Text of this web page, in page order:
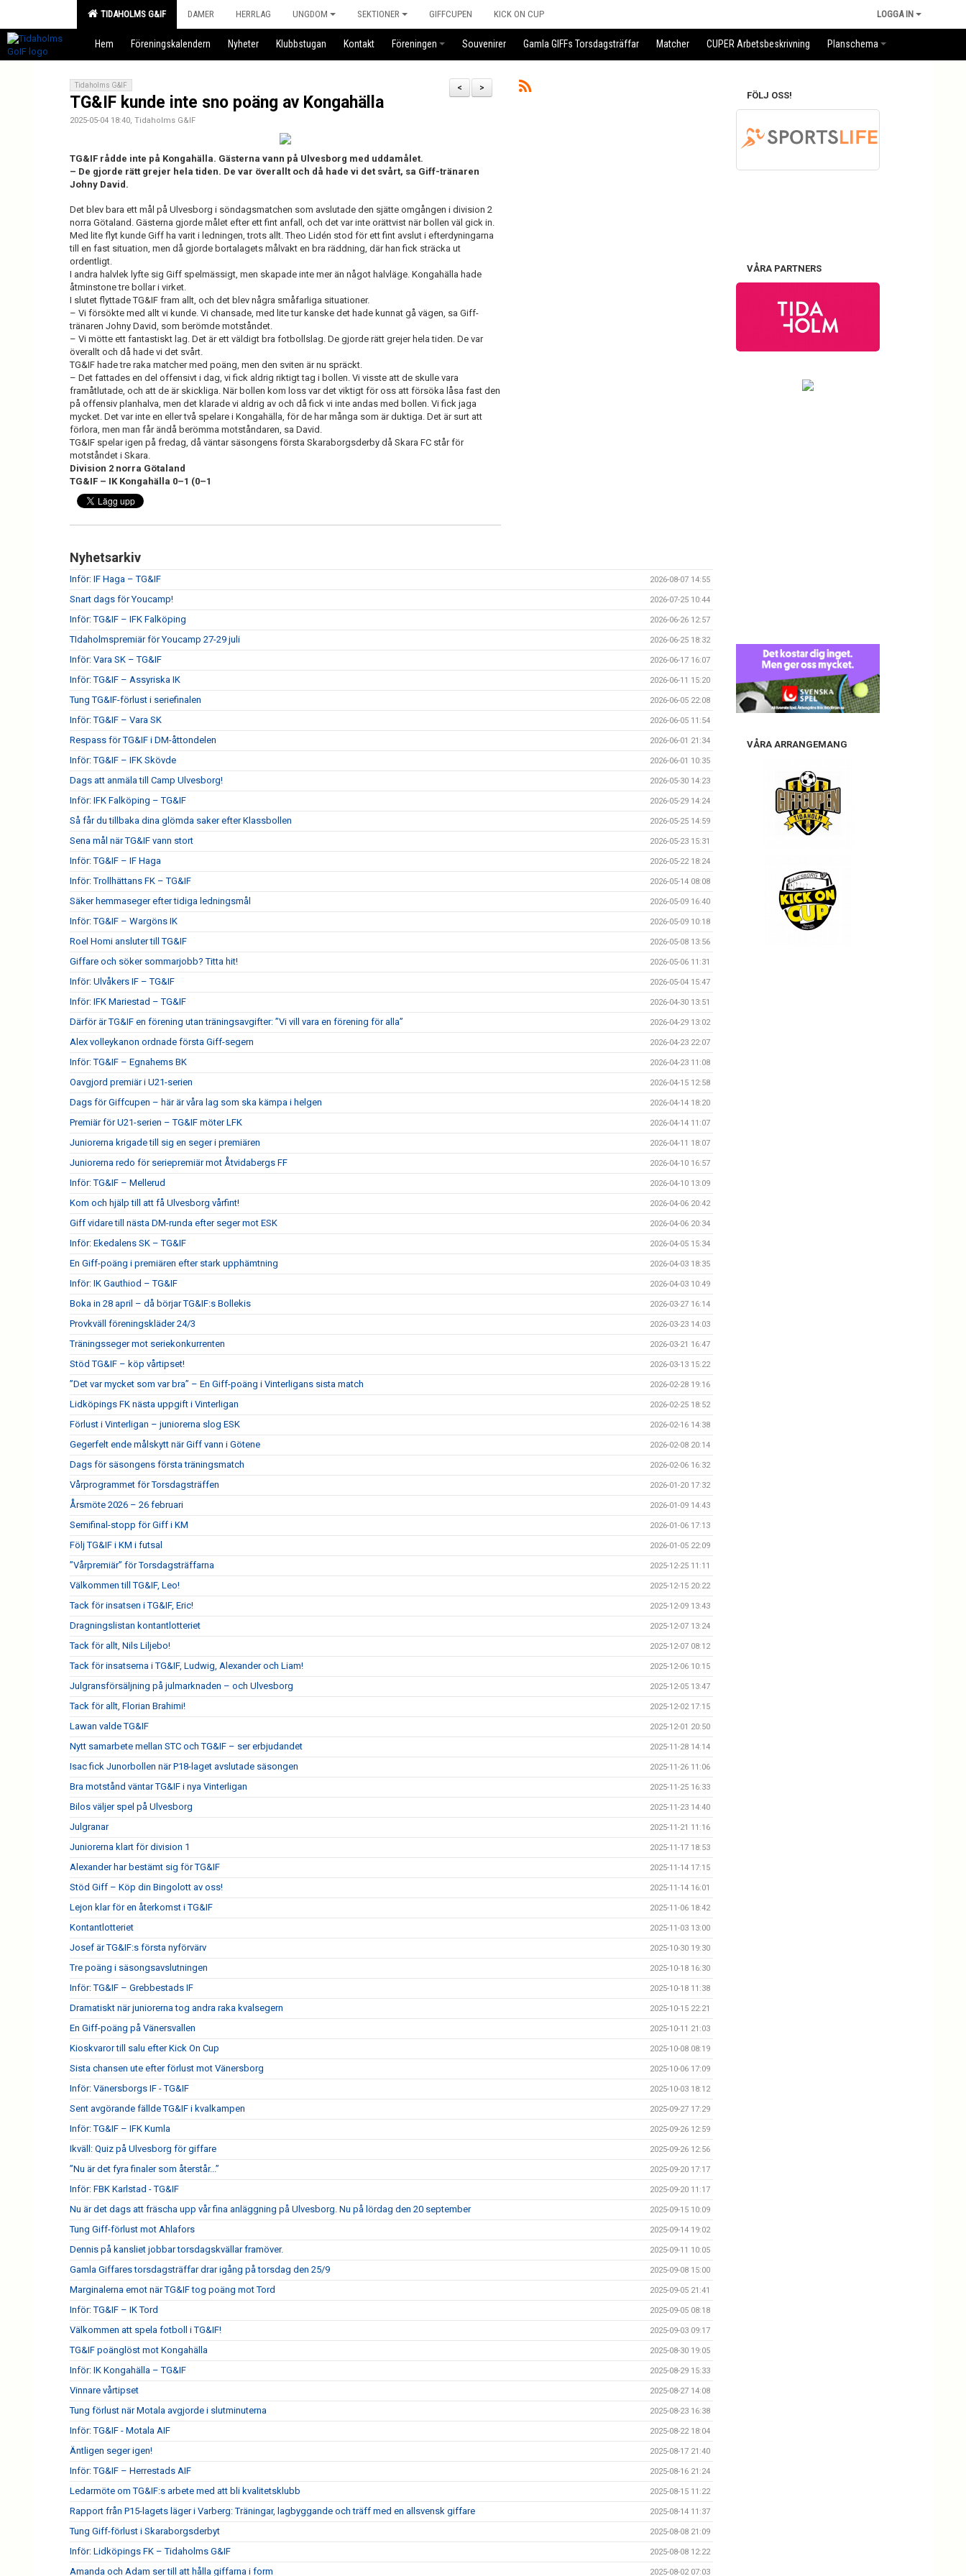
TIDAHOLMS G&IF DAMER HERRLAG UNGDOM SEKTIONER GIFFCUPEN KICK ON CUP LOGGA IN
Hem Föreningskalendern Nyheter Klubbstugan Kontakt Föreningen Souvenirer Gamla GIFFs Torsdagsträffar Matcher CUPER Arbetsbeskrivning Planschema
>
<
Tidaholms G&IF
TG&IF kunde inte sno poäng av Kongahälla
2025-05-04 18:40, Tidaholms G&IF
TG&IF rådde inte på Kongahälla. Gästerna vann på Ulvesborg med uddamålet.
– De gjorde rätt grejer hela tiden. De var överallt och då hade vi det svårt, sa Giff-tränaren
Johny David.
Det blev bara ett mål på Ulvesborg i söndagsmatchen som avslutade den sjätte omgången i division 2
norra Götaland. Gästerna gjorde målet efter ett fint anfall, och det var inte orättvist när bollen väl gick in.
Med lite flyt kunde Giff ha varit i ledningen, trots allt. Theo Lidén stod för ett fint avslut i efterdyningarna
till en fast situation, men då gjorde bortalagets målvakt en bra räddning, där han fick sträcka ut
ordentligt.
I andra halvlek lyfte sig Giff spelmässigt, men skapade inte mer än något halvläge. Kongahälla hade
åtminstone tre bollar i virket.
I slutet flyttade TG&IF fram allt, och det blev några småfarliga situationer.
– Vi försökte med allt vi kunde. Vi chansade, med lite tur kanske det hade kunnat gå vägen, sa Giff-
tränaren Johny David, som berömde motståndet.
– Vi mötte ett fantastiskt lag. Det är ett väldigt bra fotbollslag. De gjorde rätt grejer hela tiden. De var
överallt och då hade vi det svårt.
TG&IF hade tre raka matcher med poäng, men den sviten är nu spräckt.
– Det fattades en del offensivt i dag, vi fick aldrig riktigt tag i bollen. Vi visste att de skulle vara
framåtlutade, och att de är skickliga. När bollen kom loss var det viktigt för oss att försöka låsa fast den
på offensiv planhalva, men det klarade vi aldrig av och då fick vi inte andas med bollen. Vi fick jaga
mycket. Det var inte en eller två spelare i Kongahälla, för de har många som är duktiga. Det är surt att
förlora, men man får ändå berömma motståndaren, sa David.
TG&IF spelar igen på fredag, då väntar säsongens första Skaraborgsderby då Skara FC står för
motståndet i Skara.
Division 2 norra Götaland
TG&IF – IK Kongahälla 0–1 (0–1
Nyhetsarkiv
Inför: IF Haga – TG&IF 2026-08-07 14:55
Snart dags för Youcamp! 2026-07-25 10:44
Inför: TG&IF – IFK Falköping 2026-06-26 12:57
TIdaholmspremiär för Youcamp 27-29 juli 2026-06-25 18:32
Inför: Vara SK – TG&IF 2026-06-17 16:07
Inför: TG&IF – Assyriska IK 2026-06-11 15:20
Tung TG&IF-förlust i seriefinalen 2026-06-05 22:08
Inför: TG&IF – Vara SK 2026-06-05 11:54
Respass för TG&IF i DM-åttondelen 2026-06-01 21:34
Inför: TG&IF – IFK Skövde 2026-06-01 10:35
Dags att anmäla till Camp Ulvesborg! 2026-05-30 14:23
Inför: IFK Falköping – TG&IF 2026-05-29 14:24
Så får du tillbaka dina glömda saker efter Klassbollen 2026-05-25 14:59
Sena mål när TG&IF vann stort 2026-05-23 15:31
Inför: TG&IF – IF Haga 2026-05-22 18:24
Inför: Trollhättans FK – TG&IF 2026-05-14 08:08
Säker hemmaseger efter tidiga ledningsmål 2026-05-09 16:40
Inför: TG&IF – Wargöns IK 2026-05-09 10:18
Roel Homi ansluter till TG&IF 2026-05-08 13:56
Giffare och söker sommarjobb? Titta hit! 2026-05-06 11:31
Inför: Ulvåkers IF – TG&IF 2026-05-04 15:47
Inför: IFK Mariestad – TG&IF 2026-04-30 13:51
Därför är TG&IF en förening utan träningsavgifter: ”Vi vill vara en förening för alla” 2026-04-29 13:02
Alex volleykanon ordnade första Giff-segern 2026-04-23 22:07
Inför: TG&IF – Egnahems BK 2026-04-23 11:08
Oavgjord premiär i U21-serien 2026-04-15 12:58
Dags för Giffcupen – här är våra lag som ska kämpa i helgen 2026-04-14 18:20
Premiär för U21-serien – TG&IF möter LFK 2026-04-14 11:07
Juniorerna krigade till sig en seger i premiären 2026-04-11 18:07
Juniorerna redo för seriepremiär mot Åtvidabergs FF 2026-04-10 16:57
Inför: TG&IF – Mellerud 2026-04-10 13:09
Kom och hjälp till att få Ulvesborg vårfint! 2026-04-06 20:42
Giff vidare till nästa DM-runda efter seger mot ESK 2026-04-06 20:34
Inför: Ekedalens SK – TG&IF 2026-04-05 15:34
En Giff-poäng i premiären efter stark upphämtning 2026-04-03 18:35
Inför: IK Gauthiod – TG&IF 2026-04-03 10:49
Boka in 28 april – då börjar TG&IF:s Bollekis 2026-03-27 16:14
Provkväll föreningskläder 24/3 2026-03-23 14:03
Träningsseger mot seriekonkurrenten 2026-03-21 16:47
Stöd TG&IF – köp vårtipset! 2026-03-13 15:22
”Det var mycket som var bra” – En Giff-poäng i Vinterligans sista match 2026-02-28 19:16
Lidköpings FK nästa uppgift i Vinterligan 2026-02-25 18:52
Förlust i Vinterligan – juniorerna slog ESK 2026-02-16 14:38
Gegerfelt ende målskytt när Giff vann i Götene 2026-02-08 20:14
Dags för säsongens första träningsmatch 2026-02-06 16:32
Vårprogrammet för Torsdagsträffen 2026-01-20 17:32
Årsmöte 2026 – 26 februari 2026-01-09 14:43
Semifinal-stopp för Giff i KM 2026-01-06 17:13
Följ TG&IF i KM i futsal 2026-01-05 22:09
”Vårpremiär” för Torsdagsträffarna 2025-12-25 11:11
Välkommen till TG&IF, Leo! 2025-12-15 20:22
Tack för insatsen i TG&IF, Eric! 2025-12-09 13:43
Dragningslistan kontantlotteriet 2025-12-07 13:24
Tack för allt, Nils Liljebo! 2025-12-07 08:12
Tack för insatserna i TG&IF, Ludwig, Alexander och Liam! 2025-12-06 10:15
Julgransförsäljning på julmarknaden – och Ulvesborg 2025-12-05 13:47
Tack för allt, Florian Brahimi! 2025-12-02 17:15
Lawan valde TG&IF 2025-12-01 20:50
Nytt samarbete mellan STC och TG&IF – ser erbjudandet 2025-11-28 14:14
Isac fick Junorbollen när P18-laget avslutade säsongen 2025-11-26 11:06
Bra motstånd väntar TG&IF i nya Vinterligan 2025-11-25 16:33
Bilos väljer spel på Ulvesborg 2025-11-23 14:40
Julgranar 2025-11-21 11:16
Juniorerna klart för division 1 2025-11-17 18:53
Alexander har bestämt sig för TG&IF 2025-11-14 17:15
Stöd Giff – Köp din Bingolott av oss! 2025-11-14 16:01
Lejon klar för en återkomst i TG&IF 2025-11-06 18:42
Kontantlotteriet 2025-11-03 13:00
Josef är TG&IF:s första nyförvärv 2025-10-30 19:30
Tre poäng i säsongsavslutningen 2025-10-18 16:30
Inför: TG&IF – Grebbestads IF 2025-10-18 11:38
Dramatiskt när juniorerna tog andra raka kvalsegern 2025-10-15 22:21
En Giff-poäng på Vänersvallen 2025-10-11 21:03
Kioskvaror till salu efter Kick On Cup 2025-10-08 08:19
Sista chansen ute efter förlust mot Vänersborg 2025-10-06 17:09
Inför: Vänersborgs IF - TG&IF 2025-10-03 18:12
Sent avgörande fällde TG&IF i kvalkampen 2025-09-27 17:29
Inför: TG&IF – IFK Kumla 2025-09-26 12:59
Ikväll: Quiz på Ulvesborg för giffare 2025-09-26 12:56
”Nu är det fyra finaler som återstår...” 2025-09-20 17:17
Inför: FBK Karlstad - TG&IF 2025-09-20 11:17
Nu är det dags att fräscha upp vår fina anläggning på Ulvesborg. Nu på lördag den 20 september 2025-09-15 10:09
Tung Giff-förlust mot Ahlafors 2025-09-14 19:02
Dennis på kansliet jobbar torsdagskvällar framöver. 2025-09-11 10:05
Gamla Giffares torsdagsträffar drar igång på torsdag den 25/9 2025-09-08 15:00
Marginalerna emot när TG&IF tog poäng mot Tord 2025-09-05 21:41
Inför: TG&IF – IK Tord 2025-09-05 08:18
Välkommen att spela fotboll i TG&IF! 2025-09-03 09:17
TG&IF poänglöst mot Kongahälla 2025-08-30 19:05
Inför: IK Kongahälla – TG&IF 2025-08-29 15:33
Vinnare vårtipset 2025-08-27 14:08
Tung förlust när Motala avgjorde i slutminuterna 2025-08-23 16:38
Inför: TG&IF - Motala AIF 2025-08-22 18:04
Äntligen seger igen! 2025-08-17 21:40
Inför: TG&IF – Herrestads AIF 2025-08-16 21:24
Ledarmöte om TG&IF:s arbete med att bli kvalitetsklubb 2025-08-15 11:22
Rapport från P15-lagets läger i Varberg: Träningar, lagbyggande och träff med en allsvensk giffare 2025-08-14 11:37
Tung Giff-förlust i Skaraborgsderbyt 2025-08-08 21:09
Inför: Lidköpings FK – Tidaholms G&IF 2025-08-08 12:22
Amanda och Adam ser till att hålla giffarna i form 2025-08-02 07:03
FÖLJ OSS!
VÅRA PARTNERS
VÅRA ARRANGEMANG